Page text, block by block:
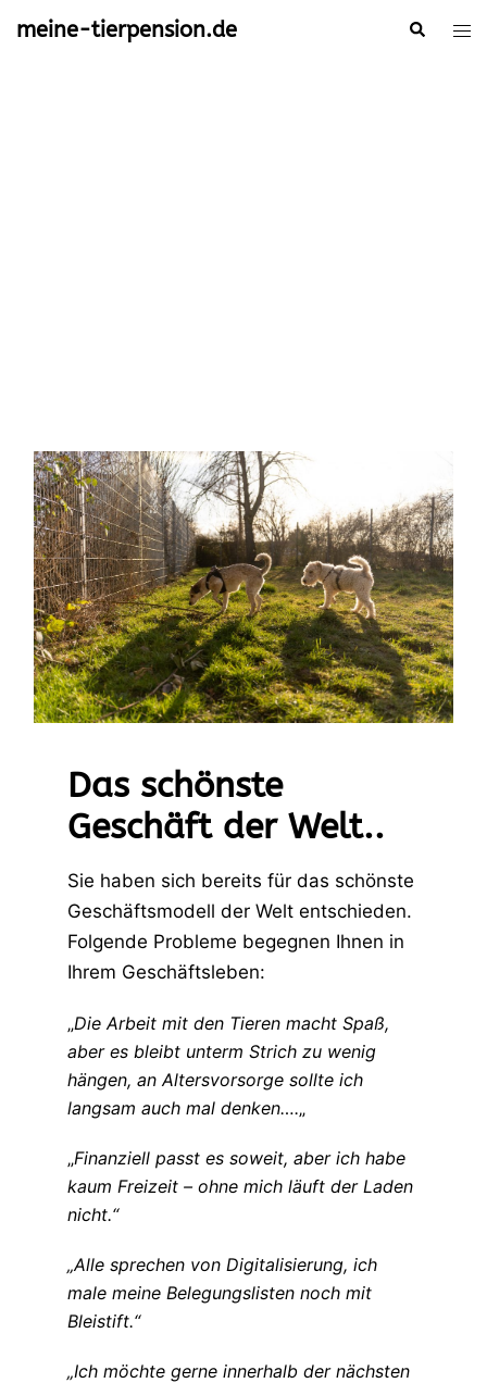
Inhalt
meine-tierpension.de Suche
Das schönste
Geschäft der Welt..
Sie haben sich bereits für das schönste
Geschäftsmodell der Welt entschieden.
Folgende Probleme begegnen Ihnen in
Ihrem Geschäftsleben:
„Die Arbeit mit den Tieren macht Spaß,
aber es bleibt unterm Strich zu wenig
hängen, an Altersvorsorge sollte ich
langsam auch mal denken….„
„Finanziell passt es soweit, aber ich habe
kaum Freizeit – ohne mich läuft der Laden
nicht.“
„Alle sprechen von Digitalisierung, ich
male meine Belegungslisten noch mit
Bleistift.“
„Ich möchte gerne innerhalb der nächsten